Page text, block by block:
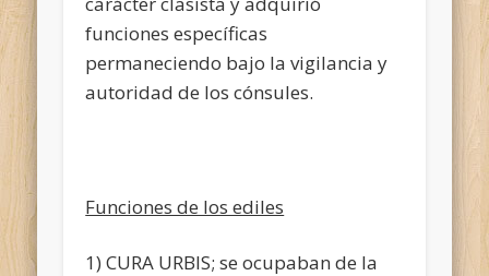
funciones específicas
permaneciendo bajo la vigilancia y
autoridad de los cónsules.
Funciones de los ediles
1) CURA URBIS; se ocupaban de la